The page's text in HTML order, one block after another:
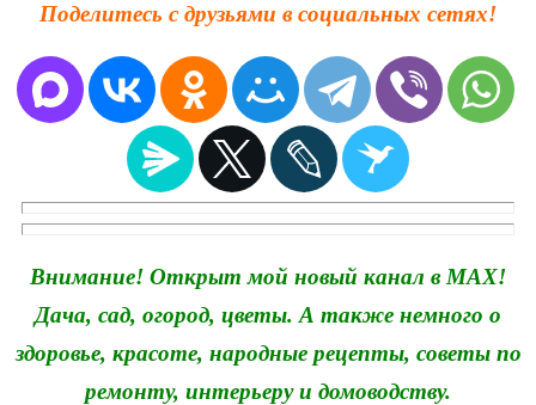
Поделитесь с друзьями в социальных сетях!
Внимание! Открыт мой новый канал в MAX!
Дача, сад, огород, цветы. А также немного о
здоровье, красоте, народные рецепты, советы по
ремонту, интерьеру и домоводству.